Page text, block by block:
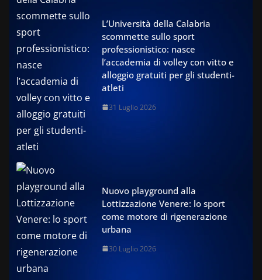
L’Università della Calabria
scommette sullo sport
professionistico: nasce
l’accademia di volley con vitto e
alloggio gratuiti per gli studenti-
atleti
31 Luglio 2026
Nuovo playground alla
Lottizzazione Venere: lo sport
come motore di rigenerazione
urbana
30 Luglio 2026